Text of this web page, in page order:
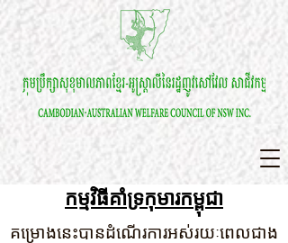
កម្មវិធីគាំទ្រកុមារកម្ពុជា
គម្រោងនេះបានដំណើរការអស់រយៈពេលជាង